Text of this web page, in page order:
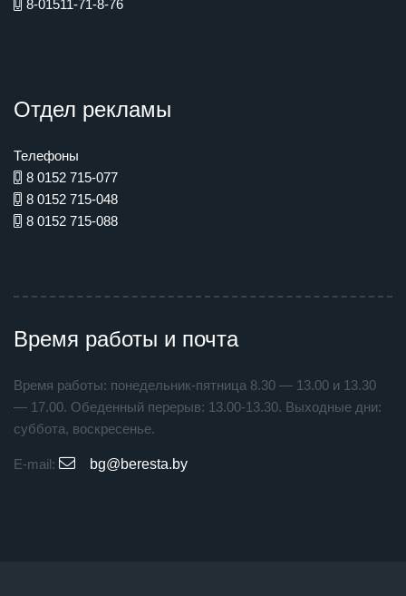
8-01511-71-8-76
Отдел рекламы
Телефоны
8 0152 715-077
8 0152 715-048
8 0152 715-088
Время работы и почта
Время работы: понедельник-пятница 8.30 — 13.00 и 13.30
— 17.00. Обеденный перерыв: 13.00-13.30. Выходные дни:
суббота, воскресенье.
E-mail: bg@beresta.by